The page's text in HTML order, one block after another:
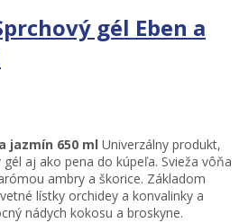
gél Eben a
jazmín 650 ml Univerzálny produkt,
aj ako pena do kúpeľa. Svieža vôňa
ambry a škorice. Základom
lístky orchidey a konvalinky a
nádych kokosu a broskyne.